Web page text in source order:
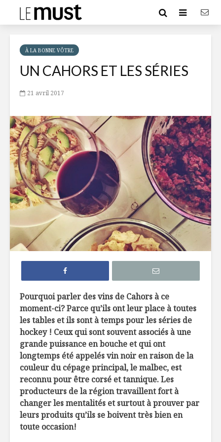
À LA BONNE VÔTRE
UN CAHORS ET LES SÉRIES
21 avril 2017
Pourquoi parler des vins de Cahors à ce
moment-ci? Parce qu’ils ont leur place à toutes
les tables et ils sont à temps pour les séries de
hockey ! Ceux qui sont souvent associés à une
grande puissance en bouche et qui ont
longtemps été appelés vin noir en raison de la
couleur du cépage principal, le malbec, est
reconnu pour être corsé et tannique. Les
producteurs de la région travaillent fort à
changer les mentalités et surtout à prouver par
leurs produits qu’ils se boivent très bien en
toute occasion!
4 liqueurs de fruits
cidres de pommes
En suivant les
traces du loup:
rencontre avec
Alain Rochard
de
« Cari » de pommes